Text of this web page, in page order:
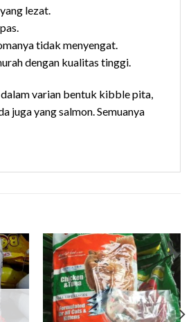
lezat.
tidak menyengat.
dengan kualitas tinggi.
varian bentuk kibble pita,
juga yang salmon. Semuanya